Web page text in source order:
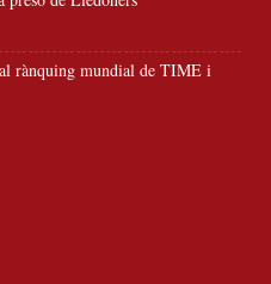
rànquing mundial de TIME i